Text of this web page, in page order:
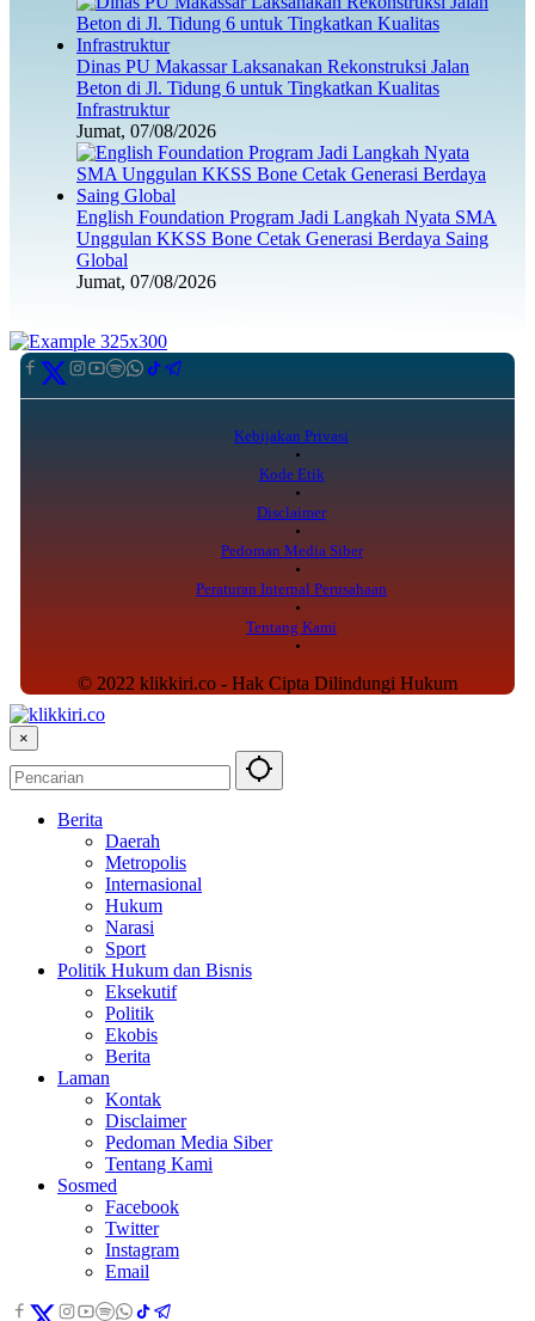
Dinas PU Makassar Laksanakan Rekonstruksi Jalan
Beton di Jl. Tidung 6 untuk Tingkatkan Kualitas
Infrastruktur
Jumat, 07/08/2026
English Foundation Program Jadi Langkah Nyata SMA
Unggulan KKSS Bone Cetak Generasi Berdaya Saing
Global
Jumat, 07/08/2026
Kebijakan Privasi
Kode Etik
Disclaimer
Pedoman Media Siber
Peraturan Internal Perusahaan
Tentang Kami
© 2022 klikkiri.co - Hak Cipta Dilindungi Hukum
×
Berita
Daerah
Metropolis
Internasional
Hukum
Narasi
Sport
Politik Hukum dan Bisnis
Eksekutif
Politik
Ekobis
Berita
Laman
Kontak
Disclaimer
Pedoman Media Siber
Tentang Kami
Sosmed
Facebook
Twitter
Instagram
Email